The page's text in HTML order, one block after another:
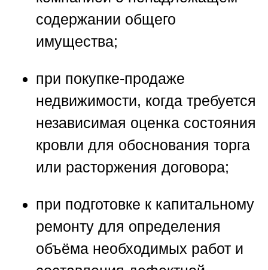
содержании общего
имущества;
при покупке-продаже
недвижимости, когда требуется
независимая оценка состояния
кровли для обоснования торга
или расторжения договора;
при подготовке к капитальному
ремонту для определения
объёма необходимых работ и